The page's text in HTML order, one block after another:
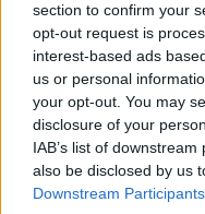
section to confirm your
opt-out request is
interest-based ads
us or personal
your opt-out. You may
disclosure of your
IAB’s list of
also be disclosed by us
Downstream Participants